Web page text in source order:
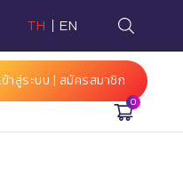
TH EN
ข้าสู่ระบบ | สมัครสมาชิก
0